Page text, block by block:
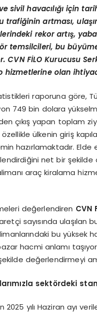
sivil havacılığı için
trafiğinin artması,
rekor artış,
ör temsilcileri, bu
CVN FİLO Kurucusu
olan
raporuna göre,
749 bin dolara
çıkış yapan toplam
ülkenin giriş
hazırlamaktadır.
net bir
araç kiralama
değerlendiren CVN
sayısında ulaşılan
bu
hacmi anlamı
değerlendirmeyi
sektördeki
2025 yılı Haziran ayı